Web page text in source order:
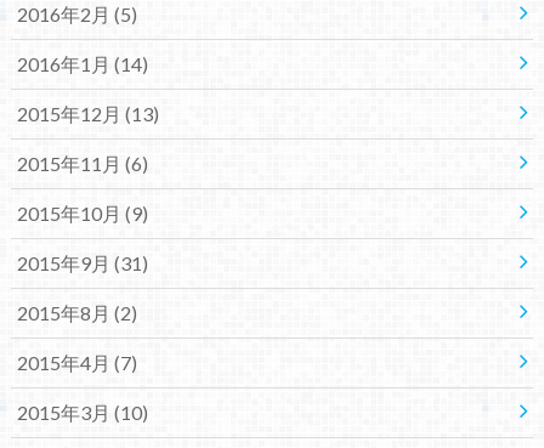
2016年2月 (5)
2016年1月 (14)
2015年12月 (13)
2015年11月 (6)
2015年10月 (9)
2015年9月 (31)
2015年8月 (2)
2015年4月 (7)
2015年3月 (10)